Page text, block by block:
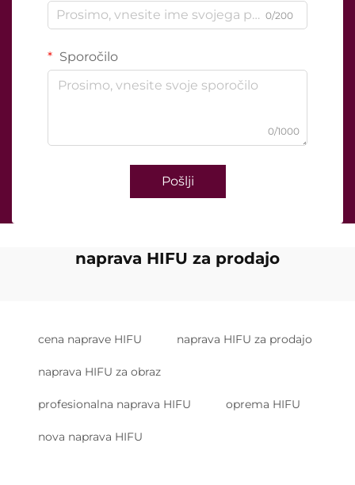
0/200
Sporočilo
0/1000
Pošlji
naprava HIFU za prodajo
cena naprave HIFU naprava HIFU za prodajo
naprava HIFU za obraz
profesionalna naprava HIFU oprema HIFU
nova naprava HIFU